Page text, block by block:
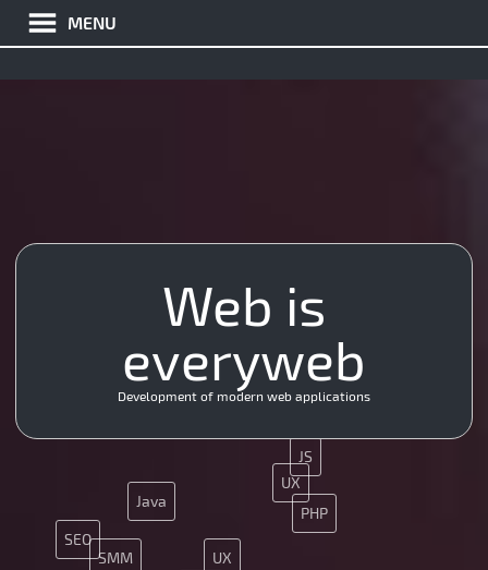
MENU
PHP
MySQL
JS
SEO
SMM
UX
CMS
Git
JQuery
Java
UX
Web is
everyweb
Development of modern web applications